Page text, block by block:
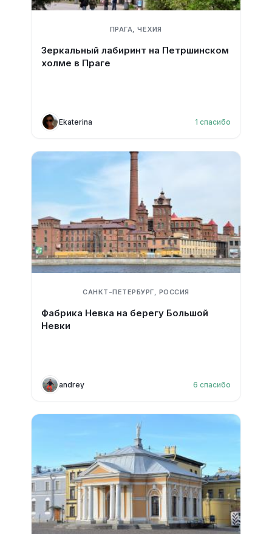
ПРАГА, ЧЕХИЯ
Зеркальный лабиринт на Петршинском
холме в Праге
Ekaterina 1 спасибо
САНКТ-ПЕТЕРБУРГ, РОССИЯ
Фабрика Невка на берегу Большой
Невки
andrey 6 спасибо